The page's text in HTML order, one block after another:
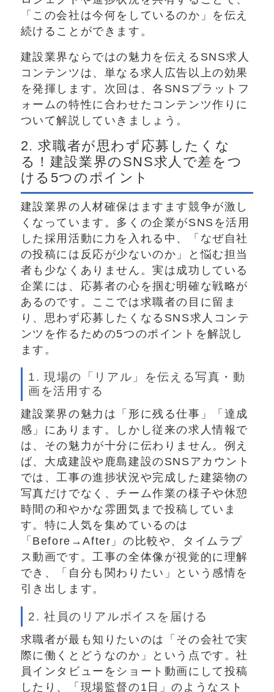
「この会社は今何をしているのか」を伝え
続けることができます。
建設業界ならではの魅力を伝えるSNS求人
コンテンツは、単なる求人広告以上の効果
を発揮します。次回は、各SNSプラットフ
ォームの特性に合わせたコンテンツ作りに
ついて解説していきましょう。
2. 求職者が思わず応募したくな
る！建設業界のSNS求人で差をつ
ける5つのポイント
建設業界の人材確保はますます競争が激し
くなっています。多くの企業がSNSを活用
した採用活動に力を入れる中、「なぜ自社
の投稿には反応が少ないのか」と悩む担当
者も少なくありません。実は成功している
企業には、応募者の心を掴む明確な戦略が
あるのです。ここでは求職者の目に留ま
り、思わず応募したくなるSNS求人コンテ
ンツを作るための5つのポイントを解説し
ます。
1. 現場の「リアル」を伝える写真・動
画を活用する
建設業界の魅力は「形に残る仕事」「達成
感」にあります。しかし従来の求人情報で
は、その魅力が十分に伝わりません。例え
ば、大成建設や鹿島建設のSNSアカウント
では、工事の進捗状況や完成した建築物の
写真だけでなく、チーム作業の様子や休憩
時間の和やかな雰囲気まで投稿していま
す。特に人気を集めているのは
「Before→After」の比較や、タイムラプ
ス動画です。工事の全体像が視覚的に理解
でき、「自分も関わりたい」という感情を
引き出します。
2. 社員のリアルボイスを届ける
求職者が最も知りたいのは「その会社で実
際に働くとどうなのか」という点です。社
員インタビューをショート動画にして投稿
したり、「現場監督の1日」のようなスト